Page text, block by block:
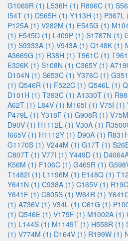
G1069R (1) L536H (1) R896C (1)
I54T (1) D565H (1) Y113H (1) P367L
P125A (1) V282M (1) E545G (1)
(1) E545D (1) L409P (1) S1787N (1)
(1) S9333A (1) V943A (1) Q148K (1)
A3669G (1) R38H (1) T961C (1)
E326K (1) S108N (1) C365Y (1)
D104N (1) S653C (1) Y376C (1)
(1) Q546R (1) F522C (1) Q546L (1)
D101H (1) T393C (1) A1330T (1)
A62T (1) L84V (1) M165I (1) V75I (1)
P479L (1) Y318F (1) G908R (1)
D90V (1) H1112L (1) V30A (1)
I665V (1) H1112Y (1) D90A (1)
G1170S (1) V244M (1) G17T (1)
C807T (1) V77I (1) Y449D (1)
K56M (1) F106C (1) G465R (1)
T1482I (1) L1196M (1) E148Q (1)
Y641N (1) C938A (1) C165V (1)
Y641F (1) C805S (1) W64R (1)
(1) A736V (1) V34L (1) C61G (1)
(1) Q546E (1) V179F (1) M1002A (1)
(1) L144S (1) M1149T (1) H558R (1)
(1) V774M (1) D164V (1) R199W (1)